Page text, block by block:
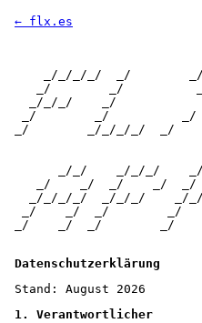
← flx.es
_/_/_/_/  _/
_/        _/
_/_/_/    _/
_/        _/          _/
_/        _/_/_/_/  _/
_/_/    _/_/_/
_/    _/  _/    _/  _/
_/_/_/_/  _/_/_/    _/
_/    _/  _/        _/
_/    _/  _/        _/
Datenschutzerklärung
Stand: August 2026
1. Verantwortlicher